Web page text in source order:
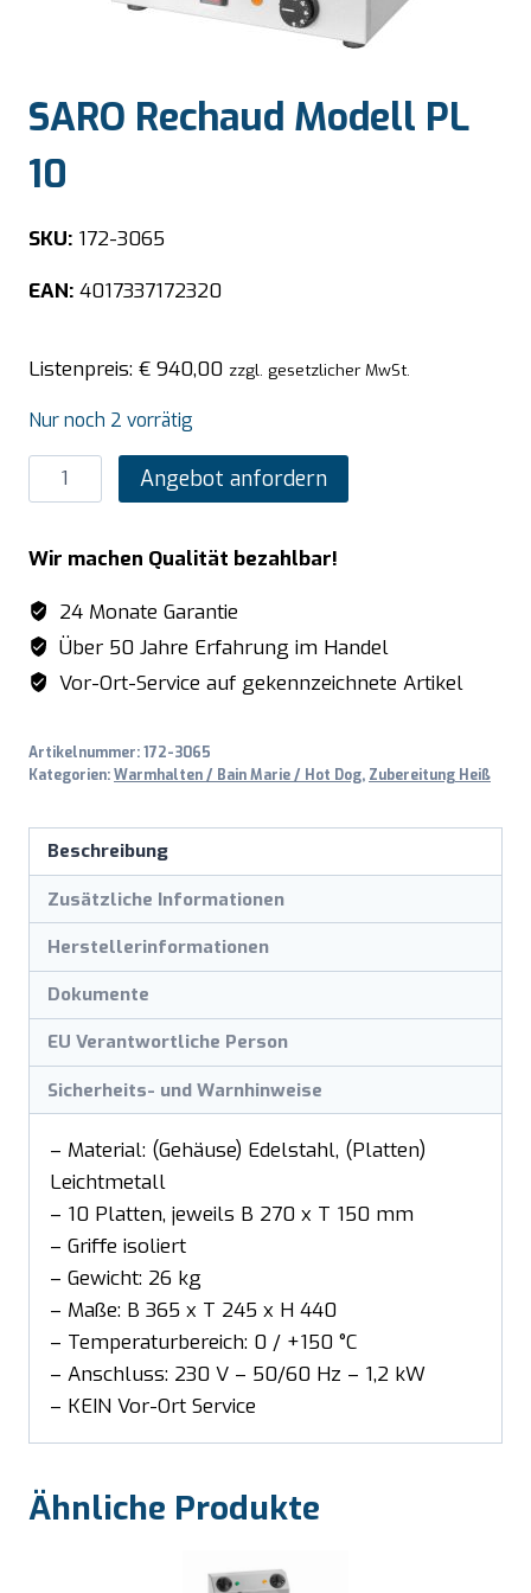
SARO Rechaud Modell PL
10
SKU: 172-3065
EAN: 4017337172320
Listenpreis: € 940,00 zzgl. gesetzlicher MwSt.
Nur noch 2 vorrätig
SARO
Rechaud
PL
10
Menge
Angebot anfordern
Wir machen Qualität bezahlbar!
24 Monate Garantie
Über 50 Jahre Erfahrung im Handel
Vor-Ort-Service auf gekennzeichnete Artikel
Artikelnummer:172-3065
Kategorien:Warmhalten / Bain Marie / Hot Dog, Zubereitung Heiß
Beschreibung
Zusätzliche Informationen
Herstellerinformationen
Dokumente
EU Verantwortliche Person
Sicherheits- und Warnhinweise
– Material: (Gehäuse) Edelstahl, (Platten)
Leichtmetall
– 10 Platten, jeweils B 270 x T 150 mm
– Griffe isoliert
– Gewicht: 26 kg
– Maße: B 365 x T 245 x H 440
– Temperaturbereich: 0 / +150 °C
– Anschluss: 230 V – 50/60 Hz – 1,2 kW
– KEIN Vor-Ort Service
Ähnliche Produkte